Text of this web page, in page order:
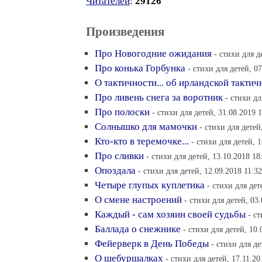
Произведения
Про Новогодние ожидания - стихи для
Про конька Горбунка - стихи для детей,
О тактичности... об ирландской
Про ливень снега за воротник - стихи
Про полоски - стихи для детей, 31.08.2019
Солнышко для мамочки - стихи для
Кто-кто в теремочке... - стихи для детей,
Про сливки - стихи для детей, 13.10.2018
Опоздала - стихи для детей, 12.09.2018 11:32
Четыре глупых куплетика - стихи для
О смене настроений - стихи для детей,
Каждый - сам хозяин своей судьбы -
Баллада о снежнике - стихи для детей,
Фейерверк в День Победы - стихи для
О шебуршалках - стихи для детей,